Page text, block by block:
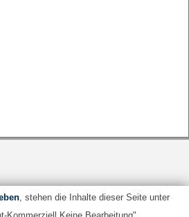
, stehen die Inhalte dieser Seite unter